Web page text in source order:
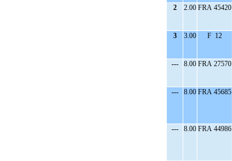
2 2.00 FRA 45420
3 3.00 F 12
--- 8.00 FRA 27570
--- 8.00 FRA 45685
--- 8.00 FRA 44986